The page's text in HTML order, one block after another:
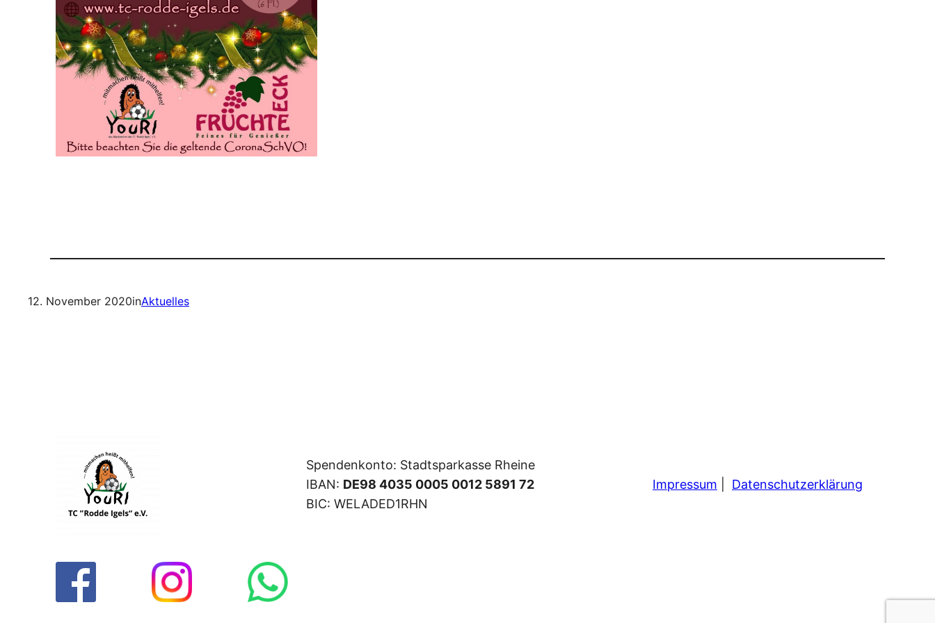
12. November 2020inAktuelles
Spendenkonto: Stadtsparkasse Rheine
IBAN: DE98 4035 0005 0012 5891 72
BIC: WELADED1RHN
Impressum Datenschutzerklärung